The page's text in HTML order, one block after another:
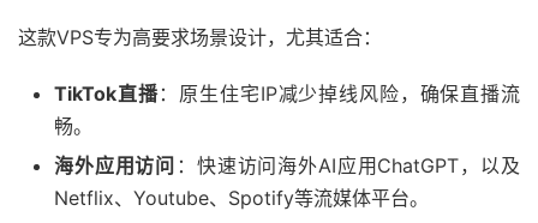
这款VPS专为高要求场景设计，尤其适合：
TikTok直播​：原生住宅IP减少掉线风险，确保直播流
畅。
海外应用访问 ​：快速访问海外AI应用ChatGPT，以及
Netflix、Youtube、Spotify等流媒体平台。